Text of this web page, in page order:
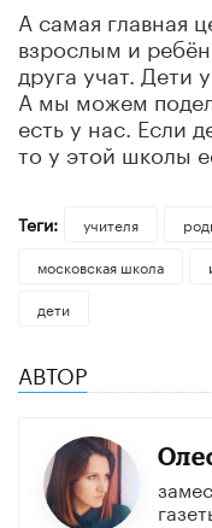
А самая главная
взрослым и
друга учат. Дети
А мы можем
есть у нас. Если
то у этой школы
Теги: учителя
московская школа
дети
АВТОР